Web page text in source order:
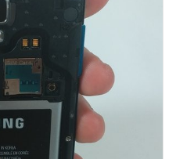
Abbrechen Kommentieren